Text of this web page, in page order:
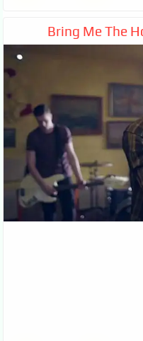
Bring Me The